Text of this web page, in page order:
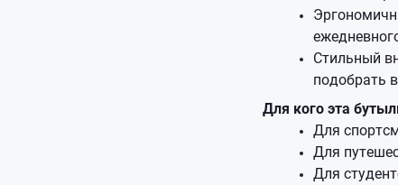
Стильный
подобрать
Для кого эта
Для
Для
Для